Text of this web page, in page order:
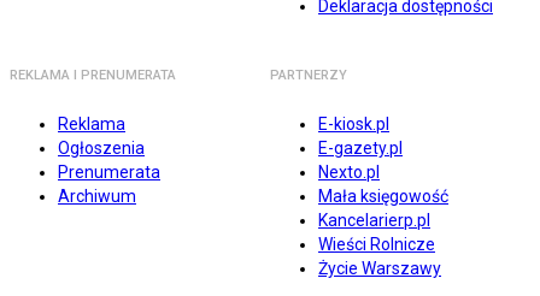
Deklaracja dostępności
REKLAMA I PRENUMERATA
Reklama
Ogłoszenia
Prenumerata
Archiwum
PARTNERZY
E-kiosk.pl
E-gazety.pl
Nexto.pl
Mała księgowość
Kancelarierp.pl
Wieści Rolnicze
Życie Warszawy